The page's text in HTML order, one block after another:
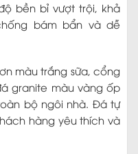
bền bỉ vượt trội, khả
bám bẩn và dễ
màu trắng sữa, cổng
granite màu vàng ốp
bộ ngôi nhà. Đá tự
hàng yêu thích và